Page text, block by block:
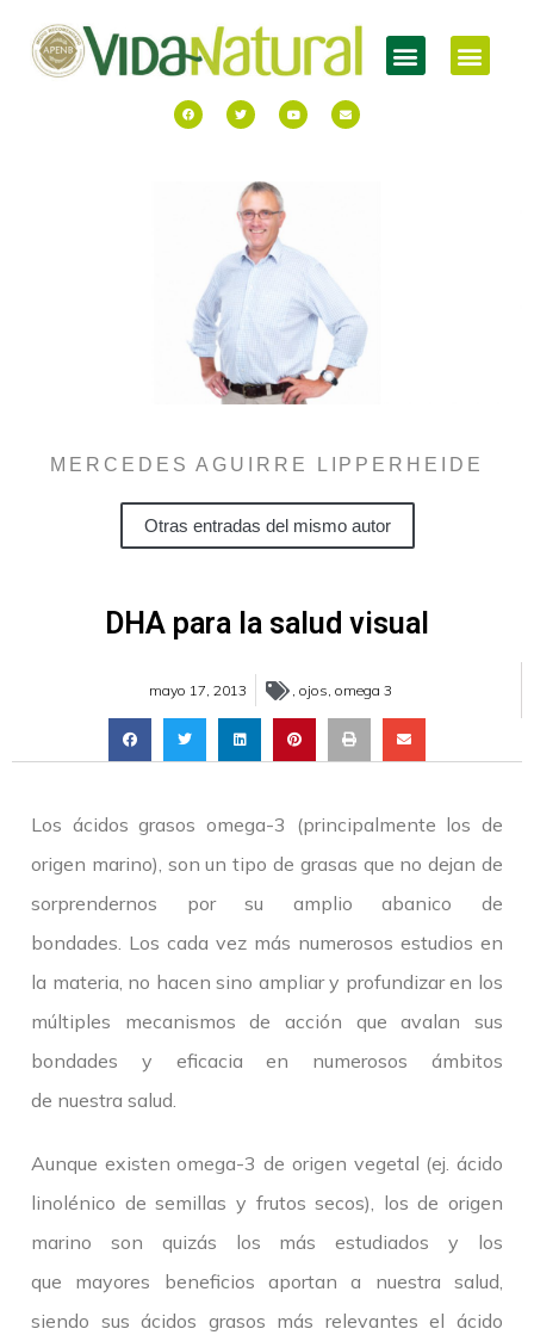
MERCEDES AGUIRRE LIPPERHEIDE
Otras entradas del mismo autor
DHA para la salud visual
mayo 17, 2013 , ojos, omega 3
Los ácidos grasos omega-3 (principalmente los de
origen marino), son un tipo de grasas que no dejan de
sorprendernos por su amplio abanico de
bondades. Los cada vez más numerosos estudios en
la materia, no hacen sino ampliar y profundizar en los
múltiples mecanismos de acción que avalan sus
bondades y eficacia en numerosos ámbitos
de nuestra salud.
Aunque existen omega-3 de origen vegetal (ej. ácido
linolénico de semillas y frutos secos), los de origen
marino son quizás los más estudiados y los
que mayores beneficios aportan a nuestra salud,
siendo sus ácidos grasos más relevantes el ácido